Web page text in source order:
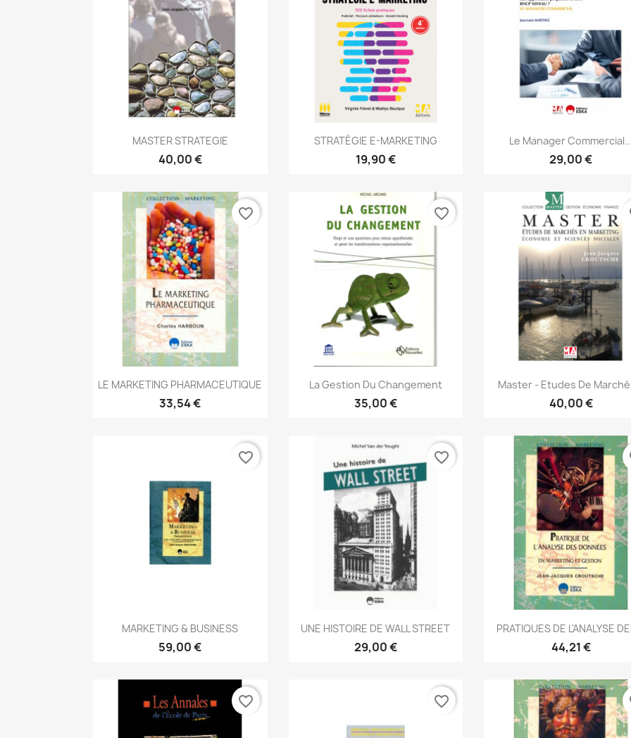
Aperçu rapide
MASTER STRATEGIE
40,00 €
Aperçu rapide
STRATÉGIE E-MARKETING
19,90 €
Aperçu rapide
Le Manager
29,00 €
Aperçu rapide
LE MARKETING PHARMACEUTIQUE
33,54 €
favorite_border
Aperçu rapide
La Gestion Du Changement
35,00 €
favorite_border
Aperçu rapide
Master - Etudes De
40,00 €
Aperçu rapide
MARKETING & BUSINESS
59,00 €
favorite_border
Aperçu rapide
UNE HISTOIRE DE WALL STREET
29,00 €
favorite_border
Aperçu rapide
PRATIQUES DE L'ANALYSE
44,21 €
favorite_border favorite_border